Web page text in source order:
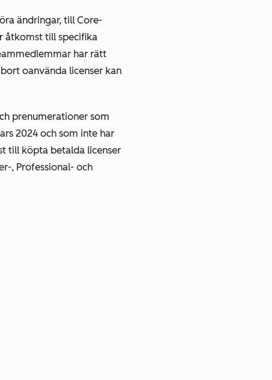
ändringar, till Core-
åtkomst till specifika
har rätt
oanvända licenser kan
prenumerationer som
2024 och som inte har
till köpta betalda licenser
, Professional- och